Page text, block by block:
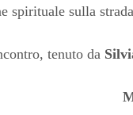
spirituale sulla
tenuto da